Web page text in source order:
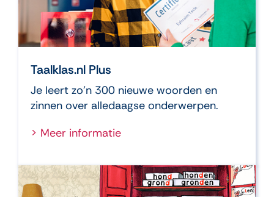
Taalklas.nl Plus
Je leert zo’n 300 nieuwe woorden en
zinnen over alledaagse onderwerpen.
> Meer informatie